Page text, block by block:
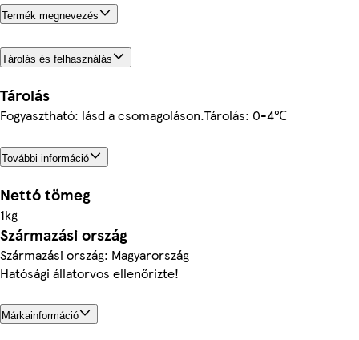
Termék megnevezés
Tárolás és felhasználás
Tárolás
Fogyasztható: lásd a csomagoláson.Tárolás: 0-4℃
További információ
Nettó tömeg
1kg
Származási ország
Származási ország: Magyarország
Hatósági állatorvos ellenőrizte!
Márkainformáció